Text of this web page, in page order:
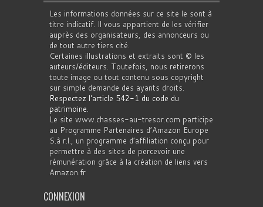
Les informations données sur ce site le sont à
titre indicatif. Il vous appartient de les vérifier
auprès des organisateurs, des annonceurs ou
de tout autre tiers cité.
Certaines illustrations et extraits sont © les
auteurs/éditeurs. Toutefois, nous retirerons
toute image ou tout contenu sous copyright
sur simple demande des ayants droits.
Respectez l'article 542-1 du code du
patrimoine.
Le site www.chasses-au-tresor.com participe
au Programme Partenaires d’Amazon Europe
S.à r.l., un programme d’affiliation conçu pour
permettre à des sites de percevoir une
rémunération grâce à la création de liens vers
Amazon.fr
CONNEXION